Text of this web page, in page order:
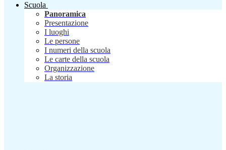
Scuola
Panoramica
Presentazione
I luoghi
Le persone
I numeri della scuola
Le carte della scuola
Organizzazione
La storia